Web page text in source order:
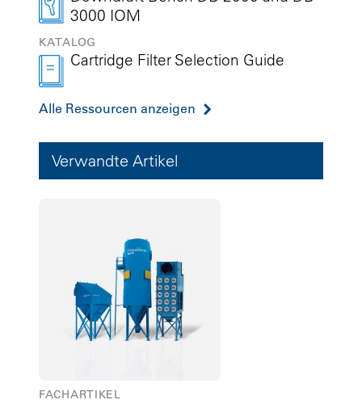
3000 IOM
KATALOG
Cartridge Filter Selection Guide
Alle Ressourcen anzeigen
Verwandte Artikel
FACHARTIKEL